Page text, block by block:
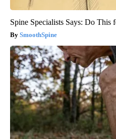
Spine Specialists Says: Do This
SmoothSpine